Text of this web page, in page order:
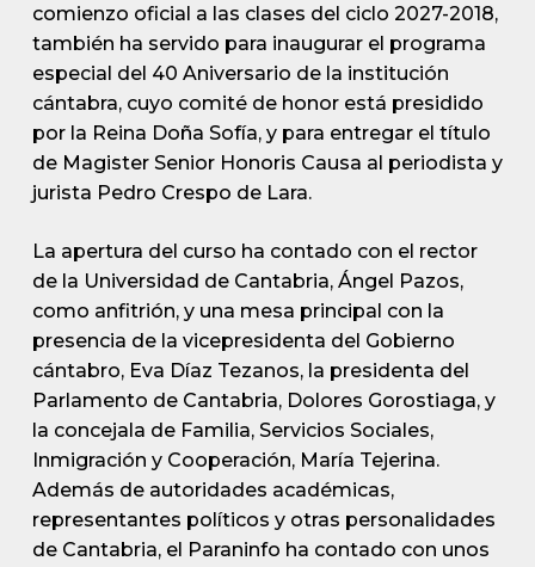
comienzo oficial a las clases del ciclo 2027-2018,
también ha servido para inaugurar el programa
especial del 40 Aniversario de la institución
cántabra, cuyo comité de honor está presidido
por la Reina Doña Sofía, y para entregar el título
de Magister Senior Honoris Causa al periodista y
jurista Pedro Crespo de Lara.
La apertura del curso ha contado con el rector
de la Universidad de Cantabria, Ángel Pazos,
como anfitrión, y una mesa principal con la
presencia de la vicepresidenta del Gobierno
cántabro, Eva Díaz Tezanos, la presidenta del
Parlamento de Cantabria, Dolores Gorostiaga, y
la concejala de Familia, Servicios Sociales,
Inmigración y Cooperación, María Tejerina.
Además de autoridades académicas,
representantes políticos y otras personalidades
de Cantabria, el Paraninfo ha contado con unos